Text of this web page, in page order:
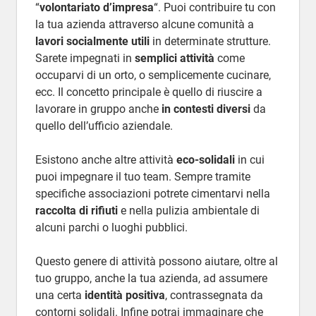
“volontariato d’impresa“. Puoi contribuire tu con
la tua azienda attraverso alcune comunità a
lavori socialmente utiliin determinate strutture.
Sarete impegnati in semplici attività come
occuparvi di un orto, o semplicemente cucinare,
ecc. Il concetto principale è quello di riuscire a
lavorare in gruppo anche in contesti diversida
quello dell’ufficio aziendale.
Esistono anche altre attività eco-solidaliin cui
puoi impegnare il tuo team. Sempre tramite
specifiche associazioni potrete cimentarvi nella
raccolta di rifiutie nella pulizia ambientale di
alcuni parchi o luoghi pubblici.
Questo genere di attività possono aiutare, oltre al
tuo gruppo, anche la tua azienda, ad assumere
una certa identità positiva, contrassegnata da
contorni solidali. Infine potrai immaginare che